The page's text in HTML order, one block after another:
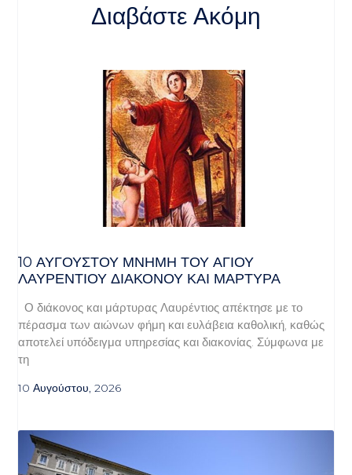
Διαβάστε Ακόμη
10 ΑΥΓΟΥΣΤΟΥ ΜΝΗΜΗ ΤΟΥ ΑΓΙΟΥ
ΛΑΥΡΕΝΤΙΟΥ ΔΙΑΚΟΝΟΥ ΚΑΙ ΜΑΡΤΥΡΑ
Ο διάκονος και μάρτυρας Λαυρέντιος απέκτησε με το
πέρασμα των αιώνων φήμη και ευλάβεια καθολική, καθώς
αποτελεί υπόδειγμα υπηρεσίας και διακονίας. Σύμφωνα με
τη
10 Αυγούστου, 2026